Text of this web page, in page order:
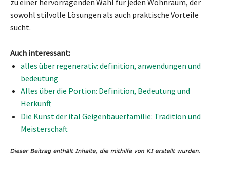
sowohl stilvolle Lösungen als auch praktische Vorteile
sucht.
Auch interessant:
alles über regenerativ: definition, anwendungen und
bedeutung
Alles über die Portion: Definition, Bedeutung und
Herkunft
Die Kunst der ital Geigenbauerfamilie: Tradition und
Meisterschaft